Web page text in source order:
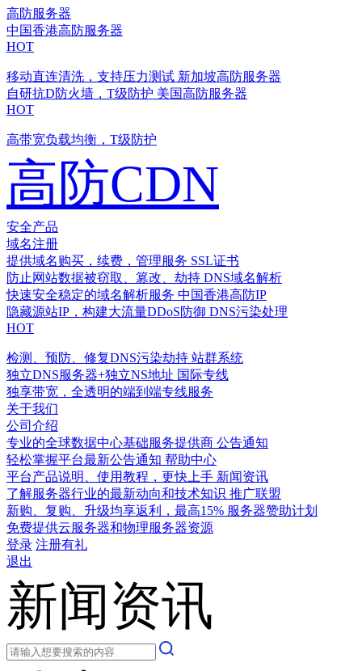
高防服务器
中国香港高防服务器
HOT
移动直连清洗，支持压力测试 新加坡高防服务器
自研抗D防火墙，T级防护 美国高防服务器
HOT
高带宽负载均衡，T级防护
高防CDN
安全产品
域名注册
提供域名购买，续费，管理服务 SSL证书
防止网站数据被窃取、篡改、劫持 DNS域名解析
快速安全稳定的域名解析服务 中国香港高防IP
隐藏源站IP，构建大流量DDoS防御 DNS污染处理
HOT
检测、预防、修复DNS污染劫持 站群系统
独立DNS服务器+独立NS地址 国际专线
独享带宽，全透明的端到端专线服务
关于我们
公司介绍
专业的全球数据中心基础服务提供商 公告通知
轻松掌握平台最新公告通知 帮助中心
平台产品说明、使用教程，更快上手 新闻资讯
了解服务器行业的最新动向和技术知识 推广联盟
新购、复购、升级均享返利，最高15% 服务器赞助计划
免费提供云服务器和物理服务器资源
登录 注册有礼
退出
新闻资讯